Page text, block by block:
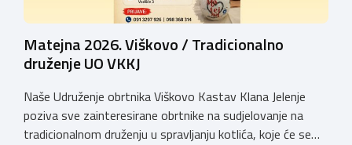
Matejna 2026. Viškovo / Tradicionalno
druženje UO VKKJ
Naše Udruženje obrtnika Viškovo Kastav Klana Jelenje
poziva sve zainteresirane obrtnike na sudjelovanje na
tradicionalnom druženju u spravljanju kotlića, koje će se